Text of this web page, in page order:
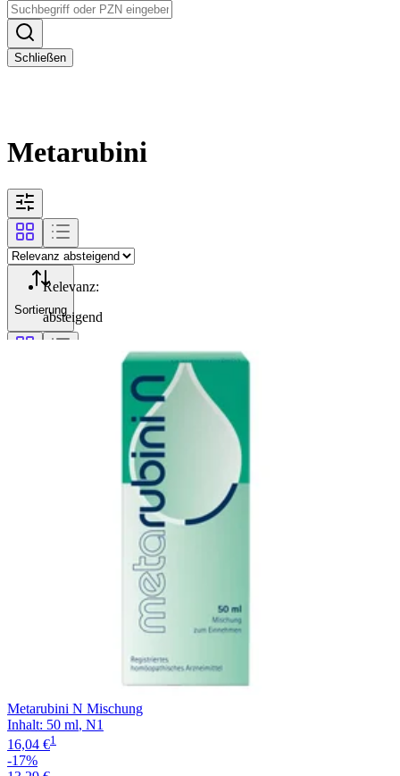
Schließen
Metarubini
Sortierung
Relevanz:
absteigend
Metarubini N Mischung
Inhalt: 50 ml, N1
16,04 €1
-17%